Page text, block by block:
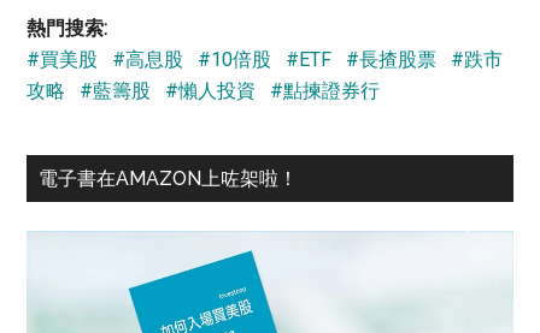
...
熱門搜索:
#買美股
#高息股 #10倍股 #ETF #長揸股票
#跌市
攻略
#藍籌股 #懶人投資 #點揀證券行
電子書在AMAZON上咗架啦！